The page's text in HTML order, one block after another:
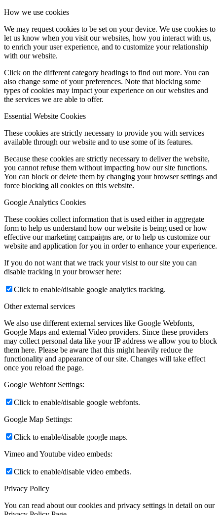
How we use cookies
We may request cookies to be set on your device. We use cookies to
let us know when you visit our websites, how you interact with us,
to enrich your user experience, and to customize your relationship
with our website.
Click on the different category headings to find out more. You can
also change some of your preferences. Note that blocking some
types of cookies may impact your experience on our websites and
the services we are able to offer.
Essential Website Cookies
These cookies are strictly necessary to provide you with services
available through our website and to use some of its features.
Because these cookies are strictly necessary to deliver the website,
you cannot refuse them without impacting how our site functions.
You can block or delete them by changing your browser settings and
force blocking all cookies on this website.
Google Analytics Cookies
These cookies collect information that is used either in aggregate
form to help us understand how our website is being used or how
effective our marketing campaigns are, or to help us customize our
website and application for you in order to enhance your experience.
If you do not want that we track your visist to our site you can
disable tracking in your browser here:
Click to enable/disable google analytics tracking.
Other external services
We also use different external services like Google Webfonts,
Google Maps and external Video providers. Since these providers
may collect personal data like your IP address we allow you to block
them here. Please be aware that this might heavily reduce the
functionality and appearance of our site. Changes will take effect
once you reload the page.
Google Webfont Settings:
Click to enable/disable google webfonts.
Google Map Settings:
Click to enable/disable google maps.
Vimeo and Youtube video embeds:
Click to enable/disable video embeds.
Privacy Policy
You can read about our cookies and privacy settings in detail on our